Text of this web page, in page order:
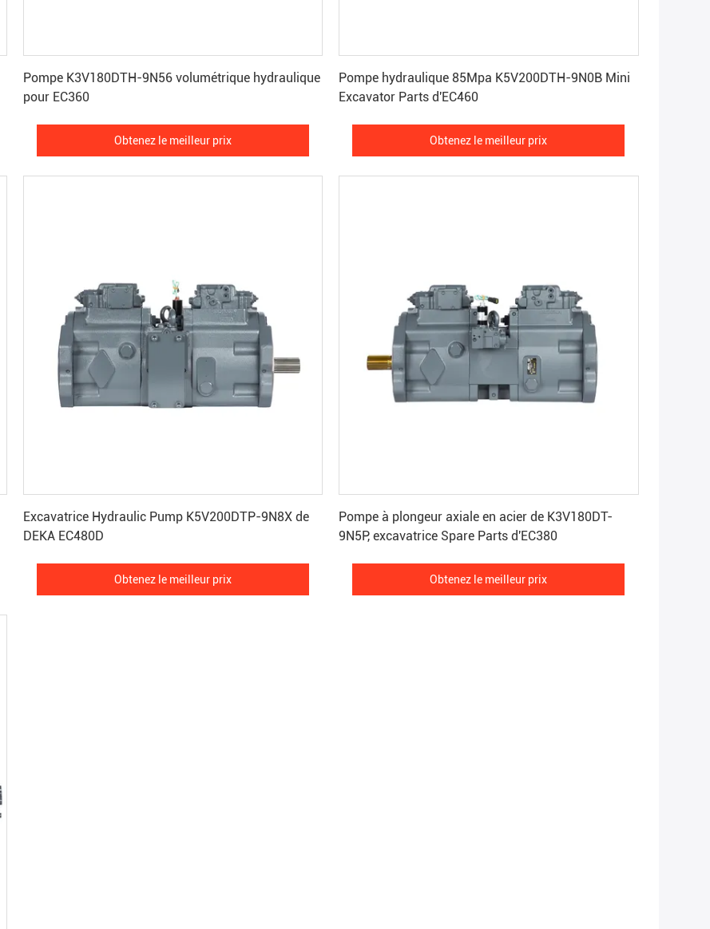
Pompe K3V180DTH-9N56 volumétrique hydraulique
pour EC360
Obtenez le meilleur prix
Pompe hydraulique 85Mpa K5V200DTH-9N0B Mini
Excavator Parts d'EC460
Obtenez le meilleur prix
Excavatrice Hydraulic Pump K5V200DTP-9N8X de
DEKA EC480D
Obtenez le meilleur prix
Pompe à plongeur axiale en acier de K3V180DT-
9N5P, excavatrice Spare Parts d'EC380
Obtenez le meilleur prix